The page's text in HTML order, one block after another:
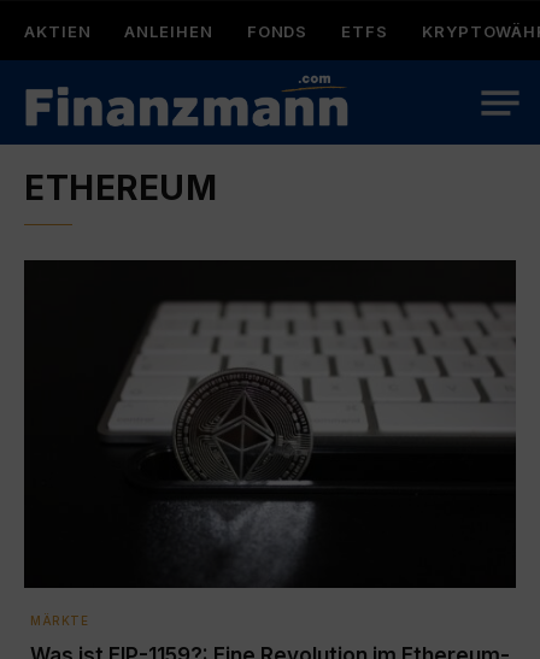
AKTIEN ANLEIHEN FONDS ETFS
ETHEREUM
MÄRKTE